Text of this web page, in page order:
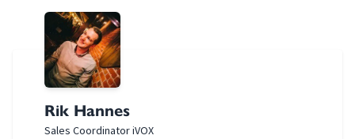
Rik Hannes
Sales Coordinator iVOX